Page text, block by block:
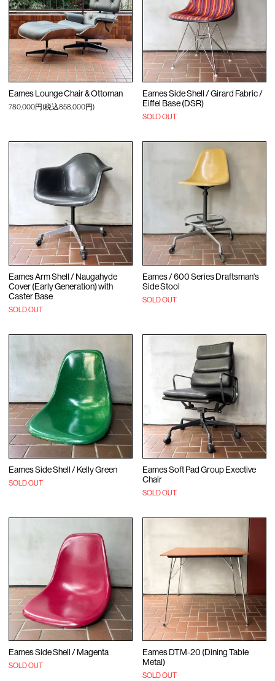
Eames Lounge Chair & Ottoman
780,000円(税込858,000円)
Eames Side Shell / Girard Fabric /
Eiffel Base (DSR)
SOLD OUT
Eames Arm Shell / Naugahyde
Cover (Early Generation) with
Caster Base
SOLD OUT
Eames / 600 Series Draftsman's
Side Stool
SOLD OUT
Eames Side Shell / Kelly Green
SOLD OUT
Eames Soft Pad Group Exective
Chair
SOLD OUT
Eames Side Shell / Magenta
SOLD OUT
Eames DTM-20 (Dining Table
Metal)
SOLD OUT